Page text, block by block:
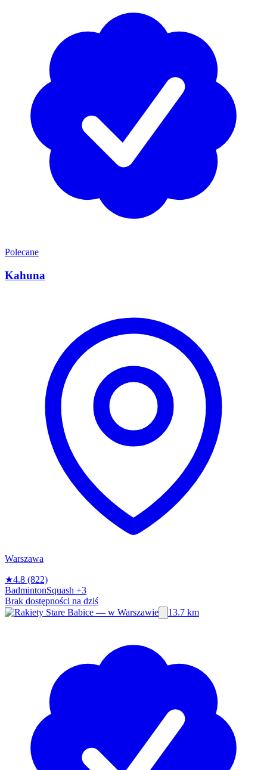
Polecane
Kahuna
Warszawa
★4.8 (822)
BadmintonSquash +3
Brak dostępności na dziś
13.7 km